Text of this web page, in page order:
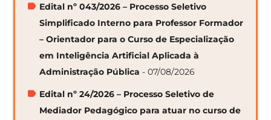
Edital nº 043/2026 – Processo Seletivo
Simplificado Interno para Professor Formador
– Orientador para o Curso de Especialização
em Inteligência Artificial Aplicada à
Administração Pública - 07/08/2026
Edital nº 24/2026 – Processo Seletivo de
Mediador Pedagógico para atuar no curso de